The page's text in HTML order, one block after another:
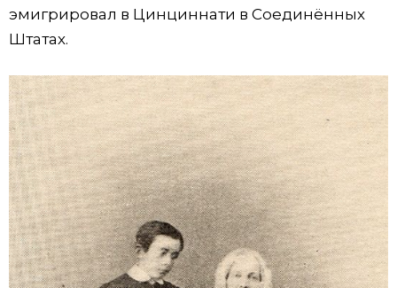
эмигрировал в Цинциннати в Соединённых
Штатах.